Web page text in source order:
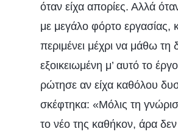
όταν είχα απορίες. Αλλά
με μεγάλο φόρτο εργασίας,
περιμένει μέχρι να μάθω
εξοικειωμένη μ’ αυτό το
ρώτησε αν είχα καθόλου
σκέφτηκα: «Μόλις τη
το νέο της καθήκον, άρα